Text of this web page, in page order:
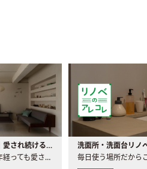
世界の名作家具｜愛され続ける理由と一生モノとの出会い方
家具には、何十年経っても愛され続ける「名作」と呼ばれるもの..